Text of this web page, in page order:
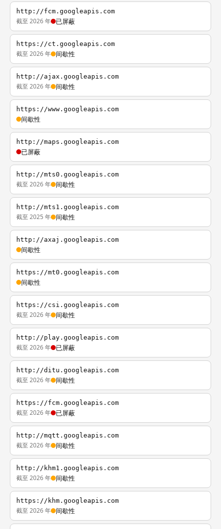
http://fcm.googleapis.com
截至 2026 年 已屏蔽
https://ct.googleapis.com
截至 2026 年 间歇性
http://ajax.googleapis.com
截至 2026 年 间歇性
https://www.googleapis.com
间歇性
http://maps.googleapis.com
已屏蔽
http://mts0.googleapis.com
截至 2026 年 间歇性
http://mts1.googleapis.com
截至 2025 年 间歇性
http://axaj.googleapis.com
间歇性
https://mt0.googleapis.com
间歇性
https://csi.googleapis.com
截至 2026 年 间歇性
http://play.googleapis.com
截至 2026 年 已屏蔽
http://ditu.googleapis.com
截至 2026 年 间歇性
https://fcm.googleapis.com
截至 2026 年 已屏蔽
http://mqtt.googleapis.com
截至 2026 年 间歇性
http://khm1.googleapis.com
截至 2026 年 间歇性
https://khm.googleapis.com
截至 2026 年 间歇性